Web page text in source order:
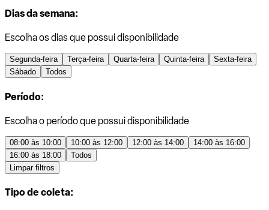
Dias da semana:
Escolha os dias que possui disponibilidade
Segunda-feira Terça-feira Quarta-feira Quinta-feira
Sexta-feira
Sábado
Todos
Período:
Escolha o período que possui disponibilidade
08:00 às 10:00 10:00 às 12:00 12:00 às 14:00
14:00 às 16:00
16:00 às 18:00
Todos
Limpar filtros
Tipo de coleta: